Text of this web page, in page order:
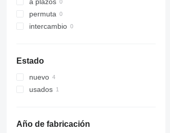
a plazos
permuta
intercambio
Estado
nuevo
usados
Año de fabricación